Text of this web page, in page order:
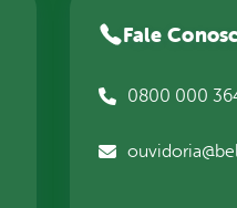
Fale
0800 000